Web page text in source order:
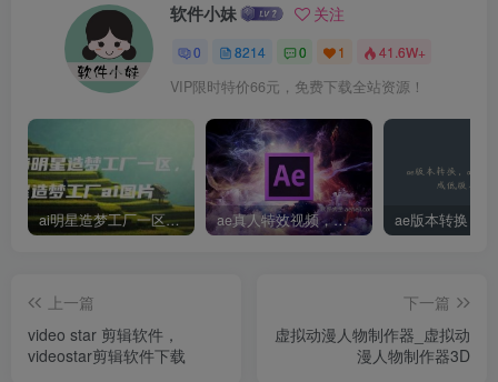
软件小妹 关注
0 8214 0 1 41.6W+
VIP限时特价66元，免费下载全站资源！
ai明星造梦工厂一区，明星造梦工厂ai图片 ae真人特效视频，大学生第一次做ppt怎么做
上一篇
video star 剪辑软件，
videostar剪辑软件下载
下一篇
虚拟动漫人物制作器_虚拟动
漫人物制作器3D